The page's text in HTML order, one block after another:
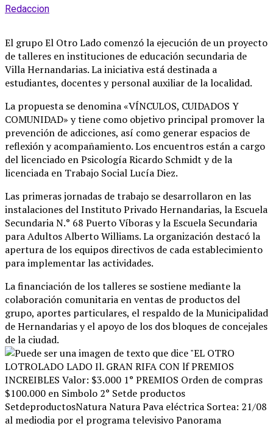
Redaccion
El grupo El Otro Lado comenzó la ejecución de un proyecto
de talleres en instituciones de educación secundaria de
Villa Hernandarias. La iniciativa está destinada a
estudiantes, docentes y personal auxiliar de la localidad.
La propuesta se denomina «VÍNCULOS, CUIDADOS Y
COMUNIDAD» y tiene como objetivo principal promover la
prevención de adicciones, así como generar espacios de
reflexión y acompañamiento. Los encuentros están a cargo
del licenciado en Psicología Ricardo Schmidt y de la
licenciada en Trabajo Social Lucía Diez.
Las primeras jornadas de trabajo se desarrollaron en las
instalaciones del Instituto Privado Hernandarias, la Escuela
Secundaria N.° 68 Puerto Víboras y la Escuela Secundaria
para Adultos Alberto Williams. La organización destacó la
apertura de los equipos directivos de cada establecimiento
para implementar las actividades.
La financiación de los talleres se sostiene mediante la
colaboración comunitaria en ventas de productos del
grupo, aportes particulares, el respaldo de la Municipalidad
de Hernandarias y el apoyo de los dos bloques de concejales
de la ciudad.